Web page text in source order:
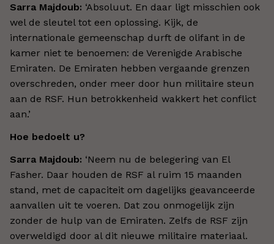
Sarra Majdoub: ‘Absoluut. En daar ligt misschien ook
wel de sleutel tot een oplossing. Kijk, de
internationale gemeenschap durft de olifant in de
kamer niet te benoemen: de Verenigde Arabische
Emiraten. De Emiraten hebben vergaande grenzen
overschreden, onder meer door hun militaire steun
aan de RSF. Hun betrokkenheid wakkert het conflict
aan.’
Hoe bedoelt u?
Sarra Majdoub: ‘Neem nu de belegering van El
Fasher. Daar houden de RSF al ruim 15 maanden
stand, met de capaciteit om dagelijks geavanceerde
aanvallen uit te voeren. Dat zou onmogelijk zijn
zonder de hulp van de Emiraten. Zelfs de RSF zijn
overweldigd door al dit nieuwe militaire materiaal.